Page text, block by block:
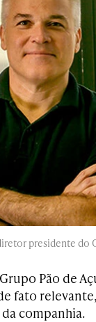
presidente do
Pão de
fato
companhia.